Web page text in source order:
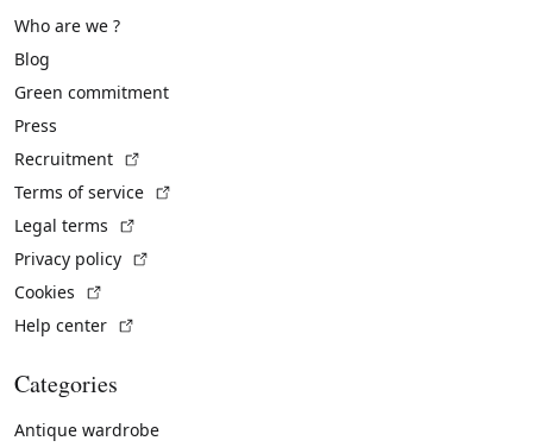
Who are we ?
Blog
Green commitment
Press
Recruitment
Terms of service
Legal terms
Privacy policy
Cookies
Help center
Categories
Antique wardrobe